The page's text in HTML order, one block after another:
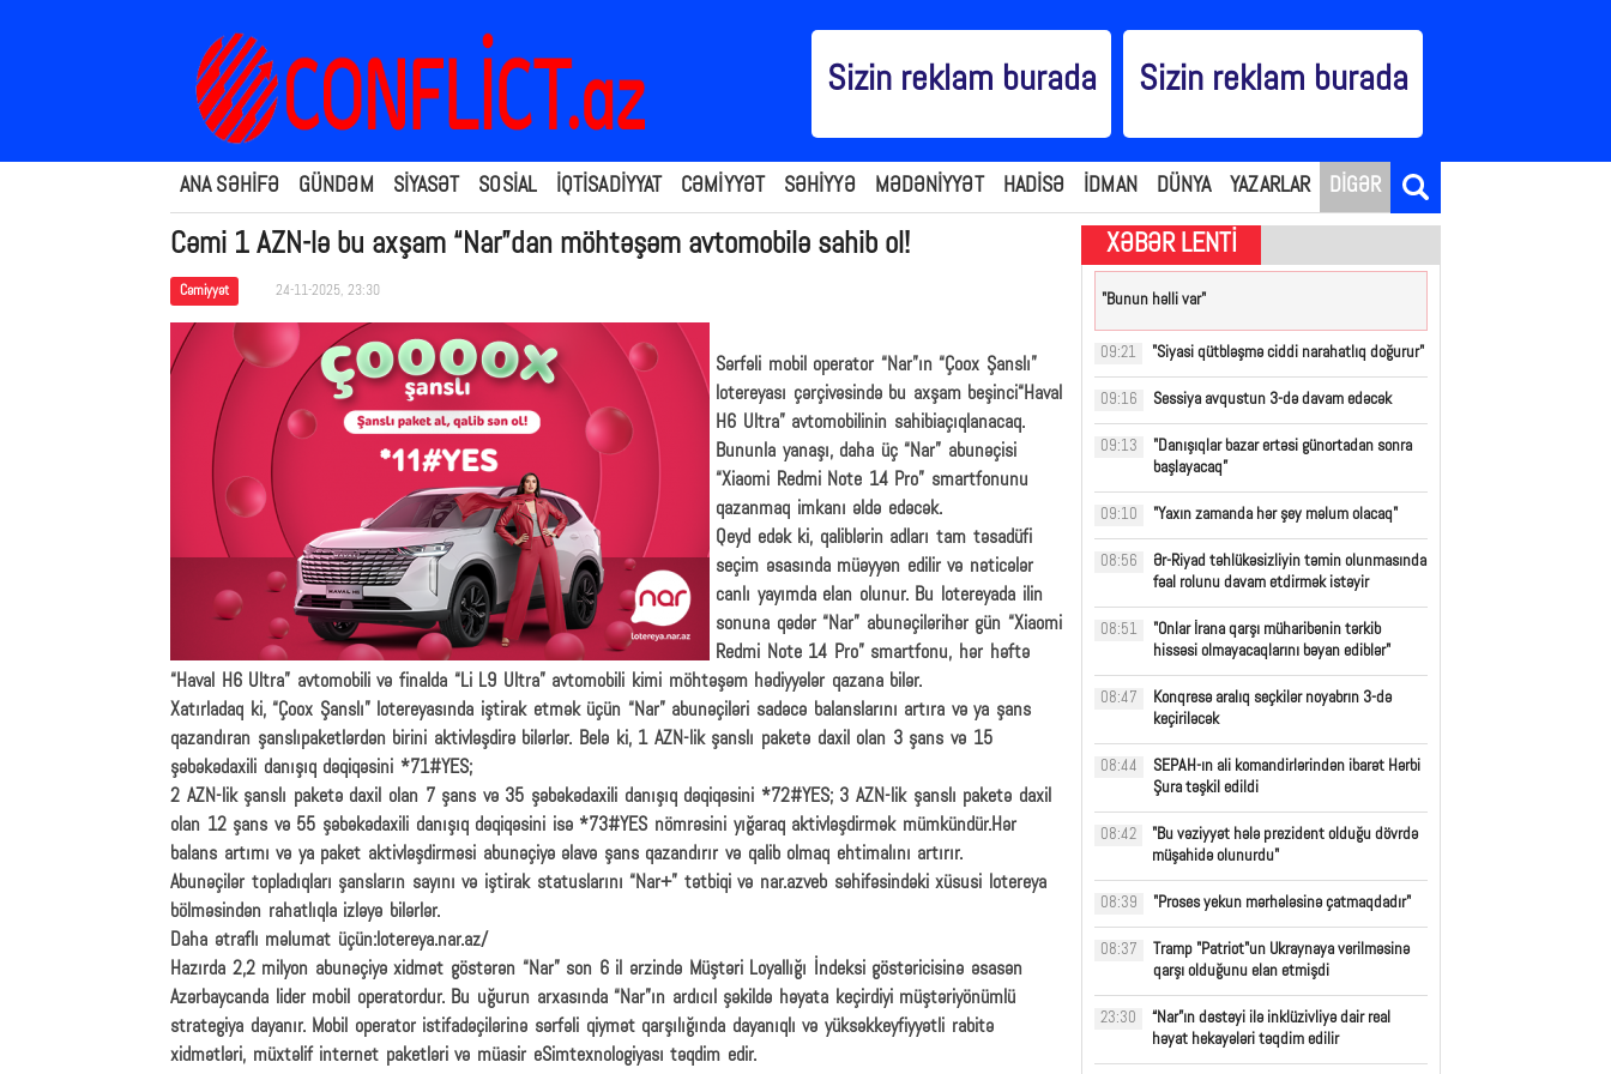
Sizin reklam burada Sizin reklam burada
ANA SƏHİFƏ GÜNDƏM SİYASƏT SOSİAL İQTİSADİYYAT CƏMİYYƏT SƏHİYYƏ MƏDƏNİYYƏT HADİSƏ İDMAN DÜNYA YAZARLAR DİGƏR
Cəmi 1 AZN-lə bu axşam “Nar”dan möhtəşəm avtomobilə sahib ol!
Cəmiyyət 24-11-2025, 23:30
Sərfəli mobil operator “Nar”ın “Çoox Şanslı”
lotereyası çərçivəsində bu axşam beşinci“Haval
H6 Ultra” avtomobilinin sahibiaçıqlanacaq.
Bununla yanaşı, daha üç “Nar” abunəçisi
“Xiaomi Redmi Note 14 Pro” smartfonunu
qazanmaq imkanı əldə edəcək.
Qeyd edək ki, qaliblərin adları tam təsadüfi
seçim əsasında müəyyən edilir və nəticələr
canlı yayımda elan olunur. Bu lotereyada ilin
sonuna qədər “Nar” abunəçilərihər gün “Xiaomi
Redmi Note 14 Pro” smartfonu, hər həftə
“Haval H6 Ultra” avtomobili və finalda “Li L9 Ultra” avtomobili kimi möhtəşəm hədiyyələr qazana bilər.
Xatırladaq ki, “Çoox Şanslı” lotereyasında iştirak etmək üçün “Nar” abunəçiləri sadəcə balanslarını artıra və ya şans
qazandıran şanslıpaketlərdən birini aktivləşdirə bilərlər. Belə ki, 1 AZN-lik şanslı paketə daxil olan 3 şans və 15
şəbəkədaxili danışıq dəqiqəsini *71#YES;
2 AZN-lik şanslı paketə daxil olan 7 şans və 35 şəbəkədaxili danışıq dəqiqəsini *72#YES; 3 AZN-lik şanslı paketə daxil
olan 12 şans və 55 şəbəkədaxili danışıq dəqiqəsini isə *73#YES nömrəsini yığaraq aktivləşdirmək mümkündür.Hər
balans artımı və ya paket aktivləşdirməsi abunəçiyə əlavə şans qazandırır və qalib olmaq ehtimalını artırır.
Abunəçilər topladıqları şansların sayını və iştirak statuslarını “Nar+” tətbiqi və nar.azveb səhifəsindəki xüsusi lotereya
bölməsindən rahatlıqla izləyə bilərlər.
Daha ətraflı məlumat üçün:lotereya.nar.az/
Hazırda 2,2 milyon abunəçiyə xidmət göstərən “Nar” son 6 il ərzində Müştəri Loyallığı İndeksi göstəricisinə əsasən
Azərbaycanda lider mobil operatordur. Bu uğurun arxasında “Nar”ın ardıcıl şəkildə həyata keçirdiyi müştəriyönümlü
strategiya dayanır. Mobil operator istifadəçilərinə sərfəli qiymət qarşılığında dayanıqlı və yüksəkkeyfiyyətli rabitə
xidmətləri, müxtəlif internet paketləri və müasir eSimtexnologiyası təqdim edir.
XƏBƏR LENTİ
"Bunun həlli var"
09:21 "Siyasi qütbləşmə ciddi narahatlıq doğurur"
09:16 Sessiya avqustun 3-də davam edəcək
09:13
"Danışıqlar bazar ertəsi günortadan sonra
başlayacaq”
09:10 "Yaxın zamanda hər şey məlum olacaq"
08:56
Ər-Riyad təhlükəsizliyin təmin olunmasında
fəal rolunu davam etdirmək istəyir
08:51
"Onlar İrana qarşı müharibənin tərkib
hissəsi olmayacaqlarını bəyan ediblər"
08:47
Konqresə aralıq seçkilər noyabrın 3-də
keçiriləcək
08:44
SEPAH-ın ali komandirlərindən ibarət Hərbi
Şura təşkil edildi
08:42
"Bu vəziyyət hələ prezident olduğu dövrdə
müşahidə olunurdu"
08:39 "Proses yekun mərhələsinə çatmaqdadır"
08:37
Tramp "Patriot"un Ukraynaya verilməsinə
qarşı olduğunu elan etmişdi
23:30
“Nar”ın dəstəyi ilə inklüzivliyə dair real
həyat hekayələri təqdim edilir